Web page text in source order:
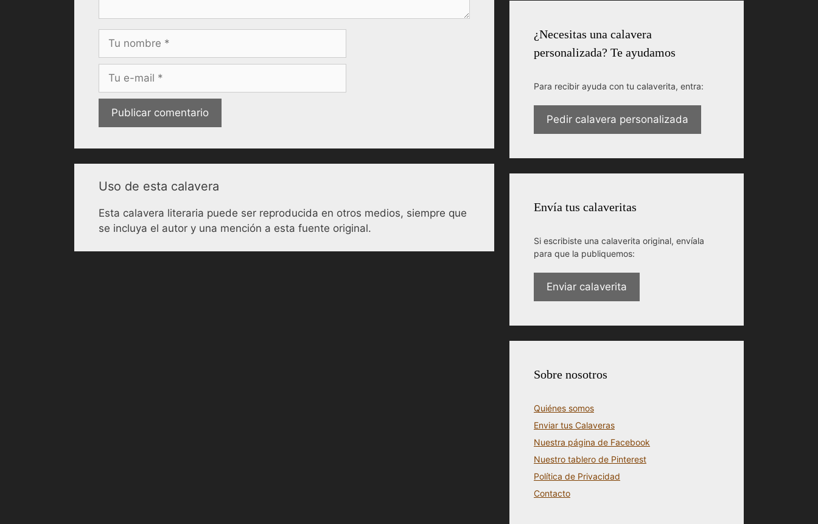
electrónico
Uso de esta calavera
Esta calavera literaria puede ser reproducida en otros medios, siempre que
se incluya el autor y una mención a esta fuente original.
¿Necesitas una calavera
personalizada? Te ayudamos
Para recibir ayuda con tu calaverita, entra:
Pedir calavera personalizada
Envía tus calaveritas
Si escribiste una calaverita original, envíala
para que la publiquemos:
Enviar calaverita
Sobre nosotros
Quiénes somos
Enviar tus Calaveras
Nuestra página de Facebook
Nuestro tablero de Pinterest
Política de Privacidad
Contacto